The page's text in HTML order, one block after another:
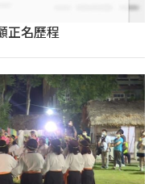
正名歷程